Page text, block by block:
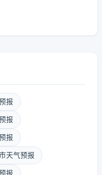
报
报
报
天气预报
报